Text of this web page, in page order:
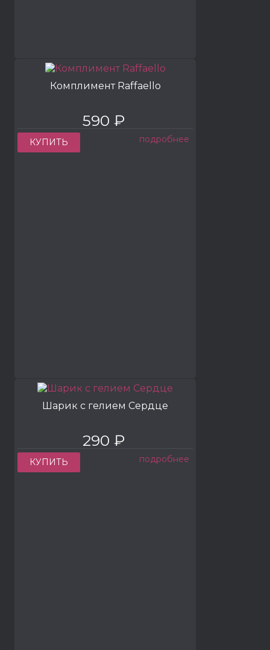
Комплимент Raffaello
590 ₽
КУПИТЬ подробнее
Шарик с гелием Сердце
290 ₽
КУПИТЬ подробнее